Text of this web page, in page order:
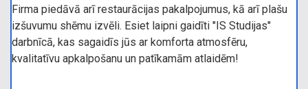
Firma piedāvā arī restaurācijas pakalpojumus, kā arī plašu
izšuvumu shēmu izvēli. Esiet laipni gaidīti "IS Studijas"
darbnīcā, kas sagaidīs jūs ar komforta atmosfēru,
kvalitatīvu apkalpošanu un patīkamām atlaidēm!